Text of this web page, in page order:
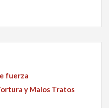
fuerza
y Malos Tratos